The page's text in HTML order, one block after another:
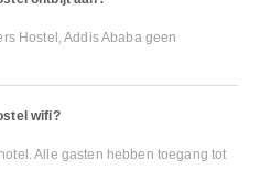
Hostel, Addis Ababa geen
wifi?
Alle gasten hebben toegang tot